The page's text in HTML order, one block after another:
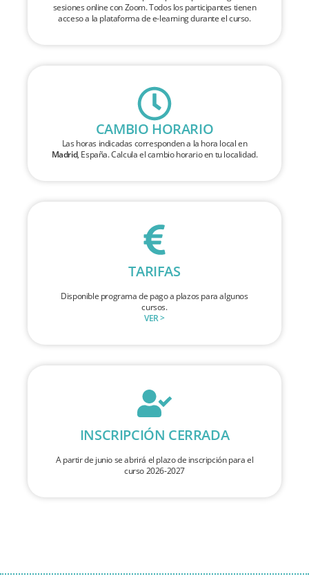
sesiones online con Zoom. Todos los participantes tienen
acceso a la plataforma de e-learning durante el curso.
CAMBIO HORARIO
Las horas indicadas corresponden a la hora local en
Madrid, España. Calcula el cambio horario en tu localidad.
TARIFAS
Disponible programa de pago a plazos para algunos
cursos.
VER >
INSCRIPCIÓN CERRADA
A partir de junio se abrirá el plazo de inscripción para el
curso 2026-2027